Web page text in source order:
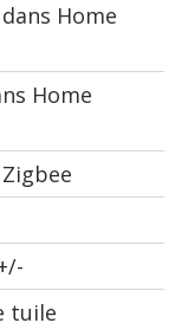
Home
Home
tuile